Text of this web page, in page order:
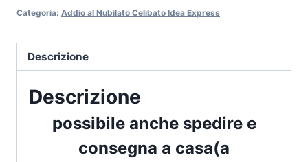
CELIBATO
CORSO
quantità
Categoria: Addio al Nubilato Celibato Idea Express
Descrizione
Descrizione
possibile anche spedire e
consegna a casa(a